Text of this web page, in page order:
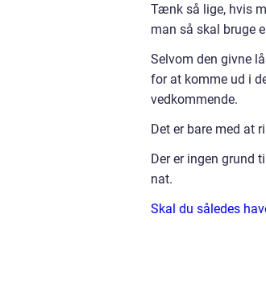
Tænk så lige, hvis
man så skal bruge
Selvom den givne
for at komme ud i
vedkommende.
Det er bare med at
Der er ingen grund
nat.
Skal du således